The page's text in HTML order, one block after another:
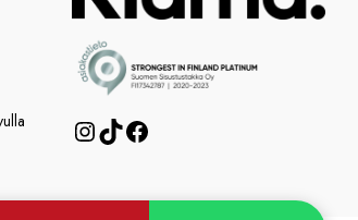
Instagram
TikTok